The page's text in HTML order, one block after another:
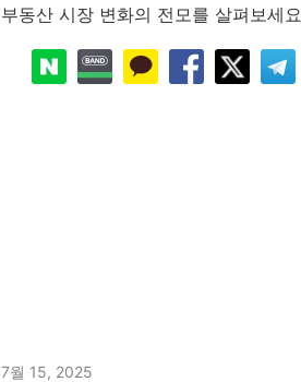
부동산 시장 변화의 전모를 살펴보세
7월 15, 2025